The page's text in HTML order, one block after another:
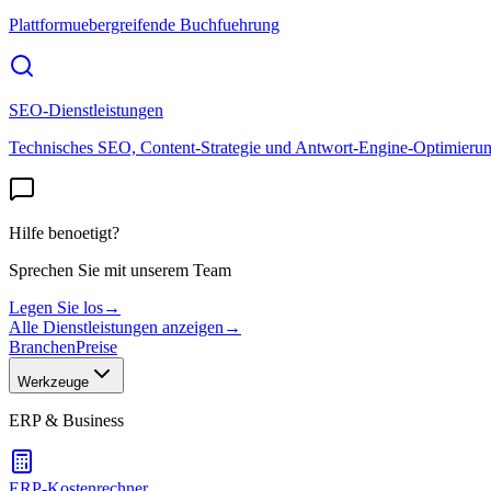
Plattformuebergreifende Buchfuehrung
SEO-Dienstleistungen
Technisches SEO, Content-Strategie und Antwort-Engine-
Hilfe benoetigt?
Sprechen Sie mit unserem Team
Legen Sie los→
Alle Dienstleistungen anzeigen →
BranchenPreise
Werkzeuge
ERP & Business